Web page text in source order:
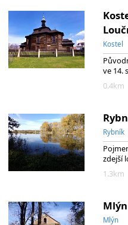
Kostel
ve 14.
0.4km
Rybník
zdejší
1.3km
Mlýn